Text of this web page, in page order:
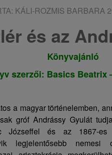
KÁLI-ROZMIS BARBARA
és az
Könyvajánló
szerzői: Basics Beatrix
a magyar történelemben,
gróf Andrássy Gyulát
Józseffel és az 1867-es
legjelentősebb